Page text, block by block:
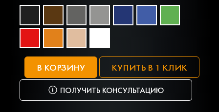
В КОРЗИНУ КУПИТЬ В 1 КЛИК
ПОЛУЧИТЬ КОНСУЛЬТАЦИЮ